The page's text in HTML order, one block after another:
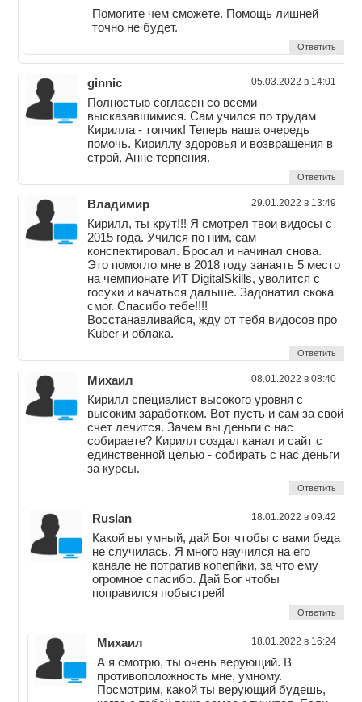
Помогите чем сможете. Помощь лишней
точно не будет.
Ответить
ginnic 05.03.2022 в 14:01
Полностью согласен со всеми
высказавшимися. Сам учился по трудам
Кирилла - топчик! Теперь наша очередь
помочь. Кириллу здоровья и возвращения в
строй, Анне терпения.
Ответить
Владимир 29.01.2022 в 13:49
Кирилл, ты крут!!! Я смотрел твои видосы с
2015 года. Учился по ним, сам
конспектировал. Бросал и начинал снова.
Это помогло мне в 2018 году занаять 5 место
на чемпионате ИТ DigitalSkills, уволится с
госухи и качаться дальше. Задонатил скока
смог. Спасибо тебе!!!!
Восстанавливайся, жду от тебя видосов про
Kuber и облака.
Ответить
Михаил 08.01.2022 в 08:40
Кирилл специалист высокого уровня с
высоким заработком. Вот пусть и сам за свой
счет лечится. Зачем вы деньги с нас
собираете? Кирилл создал канал и сайт с
единственной целью - собирать с нас деньги
за курсы.
Ответить
Ruslan 18.01.2022 в 09:42
Какой вы умный, дай Бог чтобы с вами беда
не случилась. Я много научился на его
канале не потратив копепйки, за что ему
огромное спасибо. Дай Бог чтобы
поправился побыстрей!
Ответить
Михаил 18.01.2022 в 16:24
А я смотрю, ты очень верующий. В
противоположность мне, умному.
Посмотрим, какой ты верующий будешь,